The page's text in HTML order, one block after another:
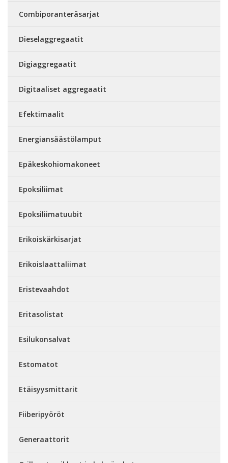
Combiporanteräsarjat
Dieselaggregaatit
Digiaggregaatit
Digitaaliset aggregaatit
Efektimaalit
Energiansäästölamput
Epäkeskohiomakoneet
Epoksiliimat
Epoksiliimatuubit
Erikoiskärkisarjat
Erikoislaattaliimat
Eristevaahdot
Eritasolistat
Esilukonsalvat
Estomatot
Etäisyysmittarit
Fiiberipyöröt
Generaattorit